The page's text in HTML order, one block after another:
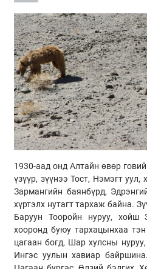
1930-аад онд Алтайн өвөр
үзүүр, зүүнээ Тост, Нэмэгт
Зармангийн баянбүрд,
хүртэлх нутагт тархаж байна.
Баруун Тооройн нуруу, хойш
хооронд буюу тархацынхаа тэн
цагаан богд, Шар хулсны
Ингэс уулын хавиар